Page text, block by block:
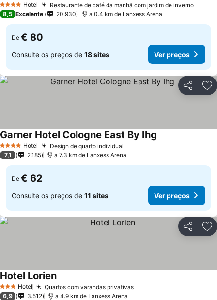
4 EstrelasHotel Restaurante de café da manhã com jardim de inverno
8,5 Excelente 20.930 a 0.4 km de Lanxess Arena
De € 80
Consulte os preços de 18 sites Ver preços
Partilhar
4 EstrelasHotel Design de quarto individual
Garner Hotel Cologne East By Ihg
7,1 2.185 a 7.3 km de Lanxess Arena
De € 62
Consulte os preços de 11 sites Ver preços
Partilhar
3 EstrelasHotel Quartos com varandas privativas
Hotel Lorien
6,9 3.512 a 4.9 km de Lanxess Arena